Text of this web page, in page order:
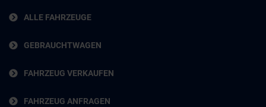
ALLE FAHRZEUGE
GEBRAUCHTWAGEN
FAHRZEUG VERKAUFEN
FAHRZEUG ANFRAGEN